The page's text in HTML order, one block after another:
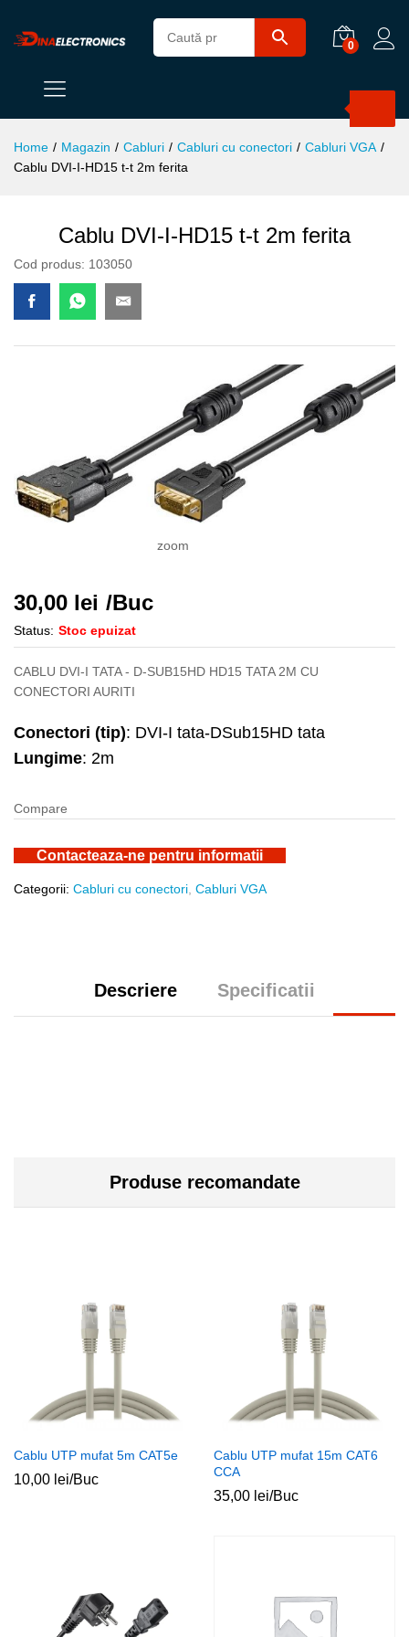
0
Home / Magazin / Cabluri / Cabluri cu conectori / Cabluri VGA /
Cablu DVI-I-HD15 t-t 2m ferita
Cablu DVI-I-HD15 t-t 2m ferita
Cod produs: 103050
zoom
30,00 lei /Buc
Status: Stoc epuizat
CABLU DVI-I TATA - D-SUB15HD HD15 TATA 2M CU
CONECTORI AURITI
Conectori (tip): DVI-I tata-DSub15HD tata
Lungime: 2m
Compare
Contacteaza-ne pentru informatii
Categorii: Cabluri cu conectori Cabluri VGA
Descriere Specificatii
Produse recomandate
Cablu UTP mufat 5m CAT5e
10,00 lei/Buc
Cablu UTP mufat 15m CAT6
CCA
35,00 lei/Buc